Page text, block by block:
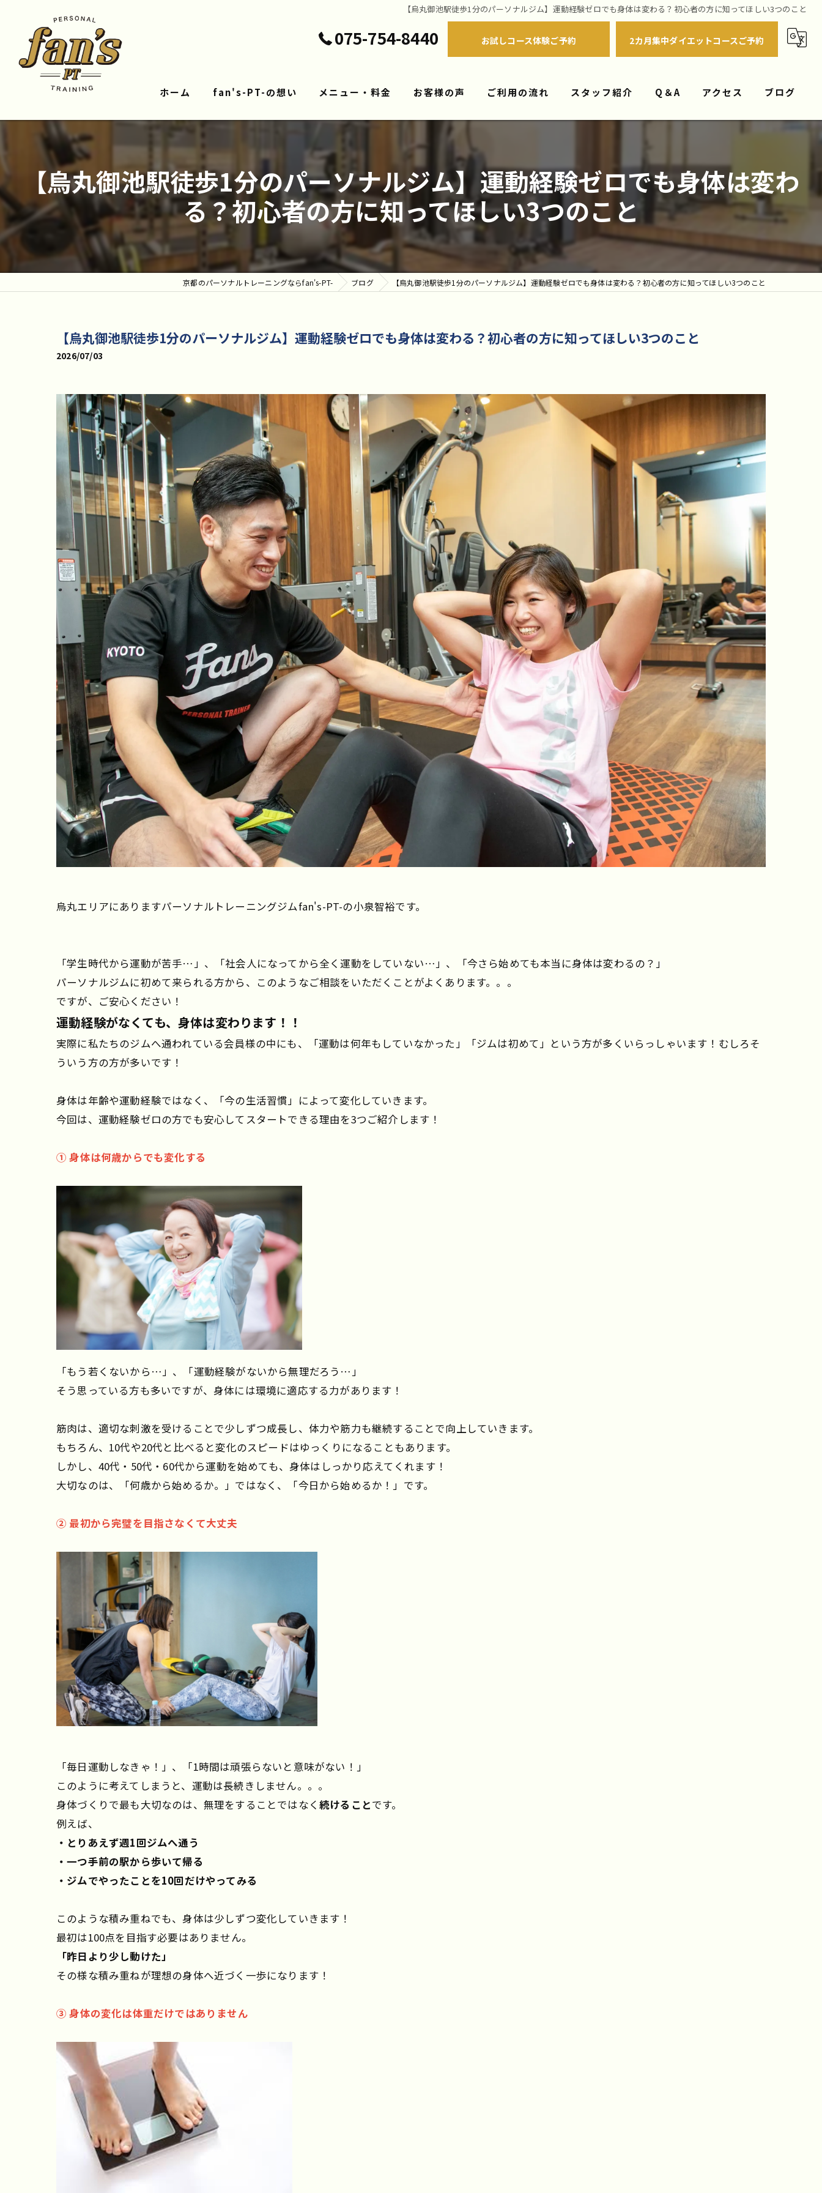
【烏丸御池駅徒歩1分のパーソナルジム】運動経験ゼロでも身体は変わる？初心者の方に知ってほしい3つのこと
075-754-8440 お試しコース体験ご予約 2カ月集中ダイエットコースご予約
ホーム fan's-PT-の想い メニュー・料金 お客様の声 ご利用の流れ スタッフ紹介 Q＆A アクセス ブログ
【烏丸御池駅徒歩1分のパーソナルジム】運動経験ゼロでも身体は変わ
る？初心者の方に知ってほしい3つのこと
京都のパーソナルトレーニングならfan's-PT- ブログ 【烏丸御池駅徒歩1分のパーソナルジム】運動経験ゼロでも身体は変わる？初心者の方に知ってほしい3つのこと
【烏丸御池駅徒歩1分のパーソナルジム】運動経験ゼロでも身体は変わる？初心者の方に知ってほしい3つのこと
2026/07/03
烏丸エリアにありますパーソナルトレーニングジムfan's-PT-の小泉智裕です。
「学生時代から運動が苦手…」、「社会人になってから全く運動をしていない…」、「今さら始めても本当に身体は変わるの？」
パーソナルジムに初めて来られる方から、このようなご相談をいただくことがよくあります。。。
ですが、ご安心ください！
運動経験がなくても、身体は変わります！！
実際に私たちのジムへ通われている会員様の中にも、「運動は何年もしていなかった」「ジムは初めて」という方が多くいらっしゃいます！むしろそ
ういう方の方が多いです！
身体は年齢や運動経験ではなく、「今の生活習慣」によって変化していきます。
今回は、運動経験ゼロの方でも安心してスタートできる理由を3つご紹介します！
① 身体は何歳からでも変化する
「もう若くないから…」、「運動経験がないから無理だろう…」
そう思っている方も多いですが、身体には環境に適応する力があります！
筋肉は、適切な刺激を受けることで少しずつ成長し、体力や筋力も継続することで向上していきます。
もちろん、10代や20代と比べると変化のスピードはゆっくりになることもあります。
しかし、40代・50代・60代から運動を始めても、身体はしっかり応えてくれます！
大切なのは、「何歳から始めるか。」ではなく、「今日から始めるか！」です。
② 最初から完璧を目指さなくて大丈夫
「毎日運動しなきゃ！」、「1時間は頑張らないと意味がない！」
このように考えてしまうと、運動は長続きしません。。。
身体づくりで最も大切なのは、無理をすることではなく 続けることです。
例えば、
・とりあえず週1回ジムへ通う
・一つ手前の駅から歩いて帰る
・ジムでやったことを10回だけやってみる
このような積み重ねでも、身体は少しずつ変化していきます！
最初は100点を目指す必要はありません。
「昨日より少し動けた」
その様な積み重ねが理想の身体へ近づく一歩になります！
③ 身体の変化は体重だけではありません